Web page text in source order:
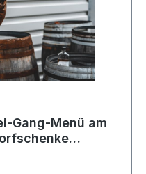
Gang-Menü am